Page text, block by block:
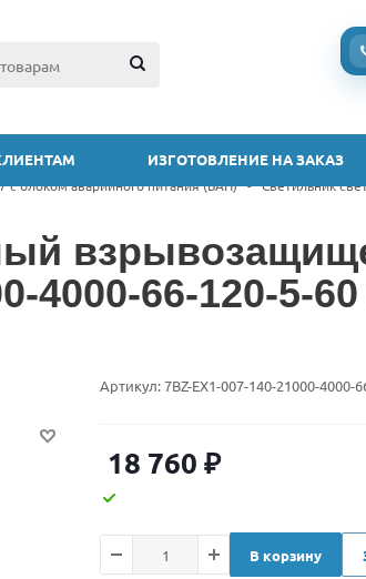
ИЗГОТОВЛЕНИЕ НА ЗАКАЗ
с блоком аварийного питания (БАП) - Светильник
4000-66-120-5-
Артикул:7BZ-EX1-007-140-21000-4000-
18 760 ₽
В корзину